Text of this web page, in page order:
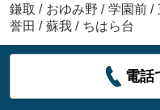
鎌取 / おゆみ野 / 学園前 /
誉田 / 蘇我 / ちはら台
電話